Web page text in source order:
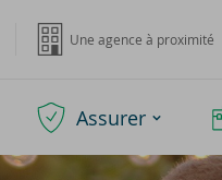
Une agence à proximité
Assurer